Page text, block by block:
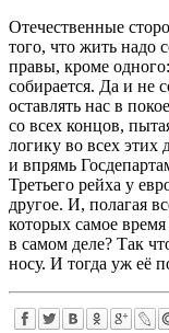
Отечественные
того, что жить надо
правы, кроме
собирается. Да и не
оставлять нас в
со всех концов,
логику во всех этих
и впрямь
Третьего рейха у
другое. И, полагая
которых самое
в самом деле? Так
носу. И тогда уж её